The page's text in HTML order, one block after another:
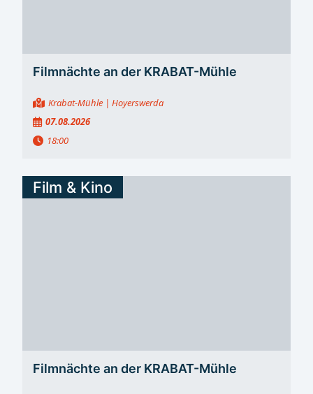
Filmnächte an der KRABAT-Mühle
Krabat-Mühle | Hoyerswerda
07.08.2026
18:00
Film & Kino
Filmnächte an der KRABAT-Mühle